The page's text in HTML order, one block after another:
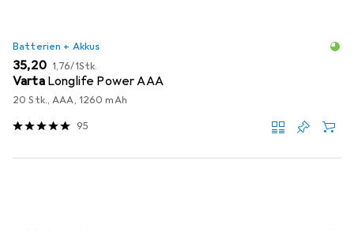
Batterien + Akkus
EUR
35,20 EUR
1,76/1Stk.
Varta Longlife Power AAA
20 Stk., AAA, 1260 mAh
95